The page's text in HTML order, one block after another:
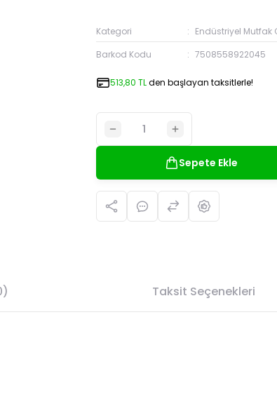
Kategori Endüstriyel Mutfak
Barkod Kodu
7508558922045
513,80 TLden başlayan taksitlerle!
Sepete Ekle
Taksit Seçenekleri